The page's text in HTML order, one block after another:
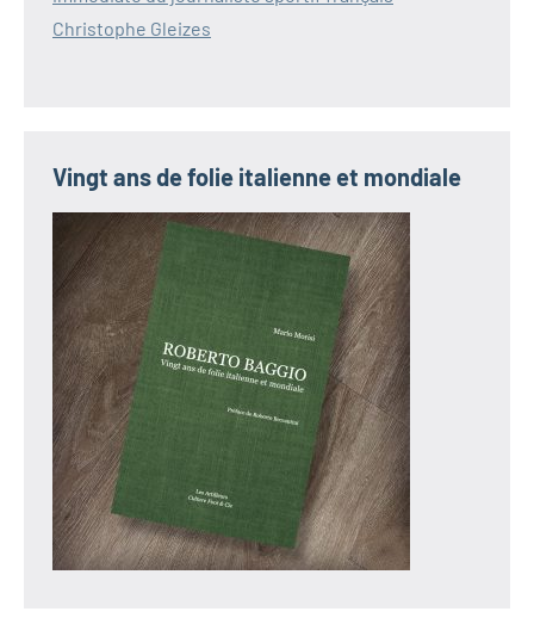
Christophe Gleizes
Vingt ans de folie italienne et mondiale